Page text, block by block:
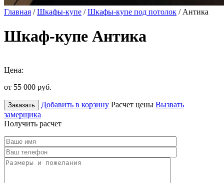
Главная /Шкафы-купе /Шкафы-купе под потолок / Антика
Шкаф-купе Антика
Цена:
от 55 000 руб.
Заказать Добавить в корзину Расчет цены Вызвать
замерщика
Получить расчет